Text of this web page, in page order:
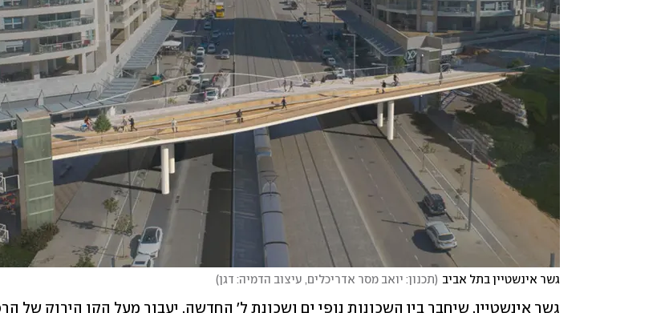
גשר אינשטיין בתל אביב (תכנון: יואב מסר אדריכלים, עיצוב הדמיה: דגן)